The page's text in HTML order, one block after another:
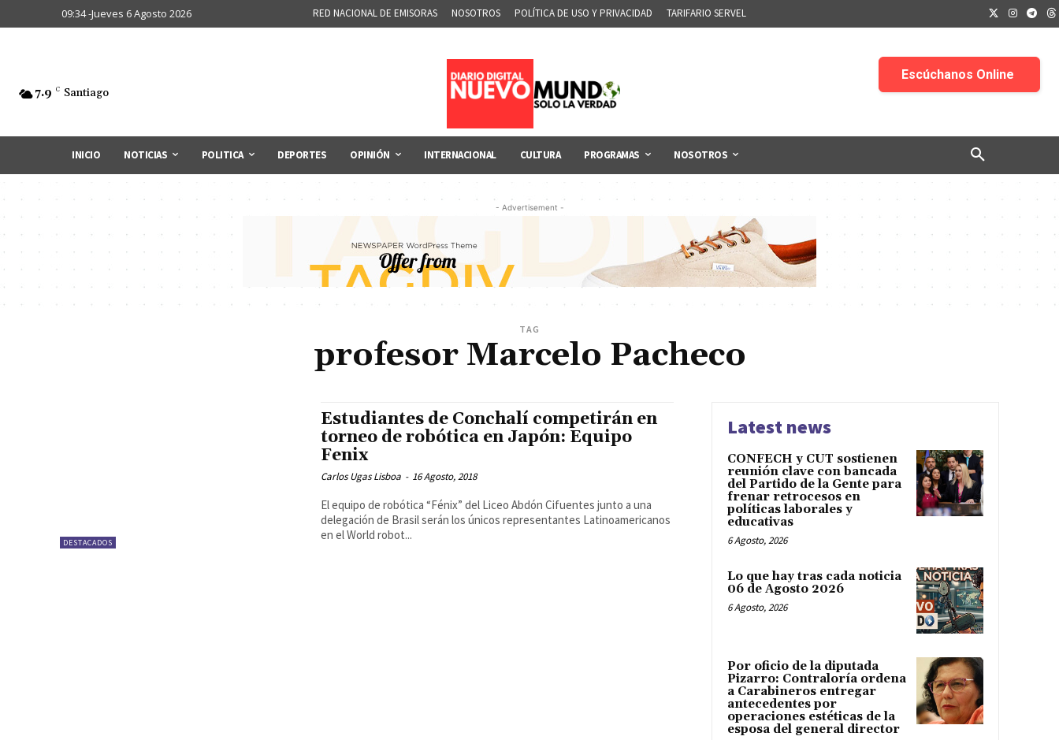
09:34 -Jueves 6 Agosto 2026 RED NACIONAL DE EMISORAS NOSOTROS POLÍTICA DE USO Y PRIVACIDAD TARIFARIO SERVEL
7.9 C Santiago
INICIO NOTICIAS POLITICA DEPORTES OPINIÓN INTERNACIONAL CULTURA PROGRAMAS NOSOTROS
- Advertisement -
TAG
profesor Marcelo Pacheco
DESTACADOS
Estudiantes de Conchalí competirán en
torneo de robótica en Japón: Equipo
Fenix
Carlos Ugas Lisboa - 16 Agosto, 2018
El equipo de robótica “Fénix” del Liceo Abdón Cifuentes junto a una
delegación de Brasil serán los únicos representantes Latinoamericanos
en el World robot...
Latest news
CONFECH y CUT sostienen
reunión clave con bancada
del Partido de la Gente para
frenar retrocesos en
políticas laborales y
educativas
6 Agosto, 2026
Lo que hay tras cada noticia
06 de Agosto 2026
6 Agosto, 2026
Por oficio de la diputada
Pizarro: Contraloría ordena
a Carabineros entregar
antecedentes por
operaciones estéticas de la
esposa del general director